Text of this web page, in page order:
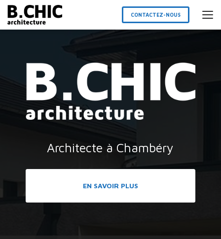
Aller
contenu
CONTACTEZ-NOUS
Architecte à Chambéry
EN SAVOIR PLUS